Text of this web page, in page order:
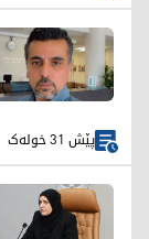
پێش 31 خولەک